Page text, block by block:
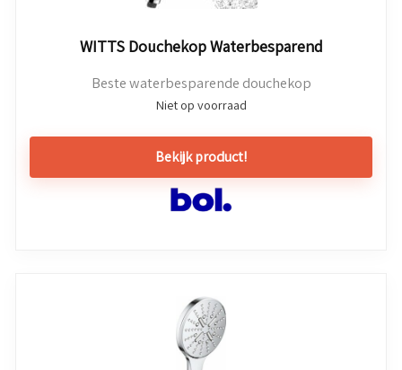
WITTS Douchekop Waterbesparend
Beste waterbesparende douchekop
Niet op voorraad
Bekijk product!